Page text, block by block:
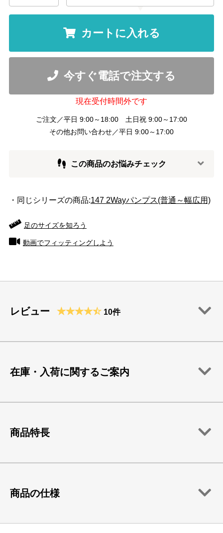
カートに入れる
今すぐ電話で注文する
現在受付時間外です
ご注文／平日 9:00～18:00 土日祝 9:00～17:00
その他お問い合わせ／平日 9:00～17:00
この商品のお悩みチェック
・同じシリーズの商品:147 2Wayパンプス(普通～幅広用)
足のサイズを知ろう
動画でフィッティングしよう
レビュー 10件
在庫・入荷に関するご案内
商品特長
商品の仕様